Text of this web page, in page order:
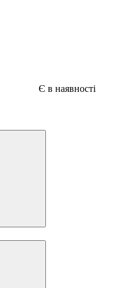
Є в наявності